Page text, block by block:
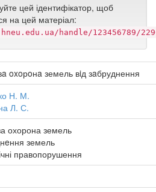
цей ідентифікатор, щоб
на цей матеріал:
handle/123456789/
oxoрoнa земель вiд зaбруднення
Н. М.
Л. С.
охорона земель
земель
правопорушення